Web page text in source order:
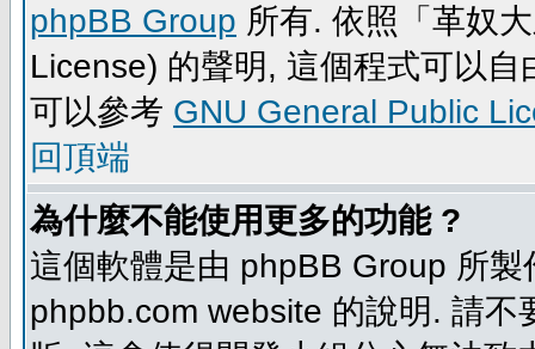
phpBB Group 所有. 依照「革奴
License) 的聲明, 這個程式可以
可以參考 GNU General Public
回頂端
為什麼不能使用更多的功能 ?
這個軟體是由 phpBB Group 所
phpbb.com website 的說明. 請